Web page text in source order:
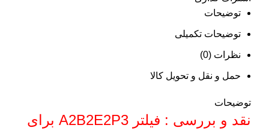
توضیحات
توضیحات تکمیلی
نظرات (0)
حمل و نقل و تحویل کالا
توضیحات
نقد و بررسی : فیلتر A2B2E2P3 برای